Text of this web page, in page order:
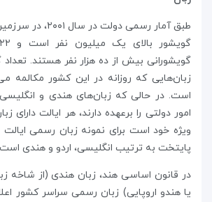
گویشورانی بیش از ده هزار نفر هستند.
زبان‌هایی که روزانه در این کشور مکالمه
است. در حالی که زبان‌های هندی و
امور دولتی را برعهده دارند، هر ایالت
ویژه خود است برای نمونه زبان رسمی
پایتخت به ترتیب انگلیسی، اردو و هندی
در قانون اساسی هند، زبان هندی (از شاخه
یا هندو اروپایی) زبان رسمی سراسر کشور